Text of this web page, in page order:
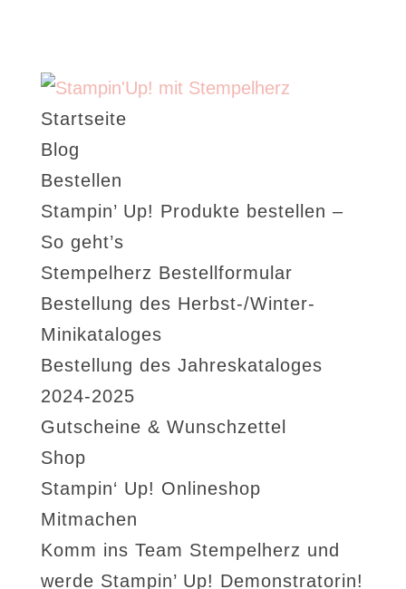
Startseite
Blog
Bestellen
Stampin’ Up! Produkte bestellen –
So geht’s
Stempelherz Bestellformular
Bestellung des Herbst-/Winter-
Minikataloges
Bestellung des Jahreskataloges
2024-2025
Gutscheine & Wunschzettel
Shop
Stampin‘ Up! Onlineshop
Mitmachen
Komm ins Team Stempelherz und
werde Stampin’ Up! Demonstratorin!